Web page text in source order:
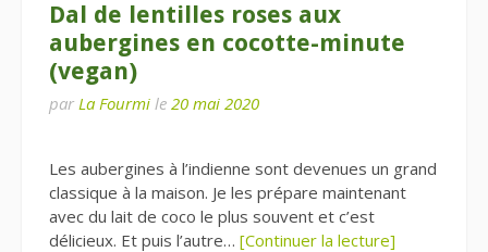
Dal de lentilles roses aux
aubergines en cocotte-minute
(vegan)
par La Fourmi le 20 mai 2020
Les aubergines à l’indienne sont devenues un grand
classique à la maison. Je les prépare maintenant
avec du lait de coco le plus souvent et c’est
délicieux. Et puis l’autre… [Continuer la lecture]